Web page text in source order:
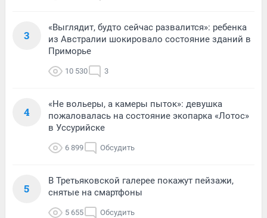
3
«Выглядит, будто сейчас развалится»: ребенка
из Австралии шокировало состояние зданий в
Приморье
10 530 3
4
«Не вольеры, а камеры пыток»: девушка
пожаловалась на состояние экопарка «Лотос»
в Уссурийске
6 899 Обсудить
5
В Третьяковской галерее покажут пейзажи,
снятые на смартфоны
5 655 Обсудить